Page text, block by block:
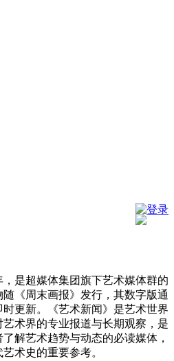
登录
，是超媒体集团旗下艺术媒体群的
《周末画报》发行，其数字版通
时更新。《艺术新闻》是艺术世界
术界的专业报道与长期观察，是
解艺术趋势与动态的必读媒体，
术史的重要参考。